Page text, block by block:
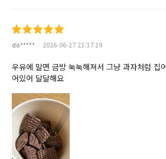
do***** 2026-06-27 21:17:19
우유에 말면 금방 눅눅해져서 그냥 과자처럼 집
어있어 달달해요